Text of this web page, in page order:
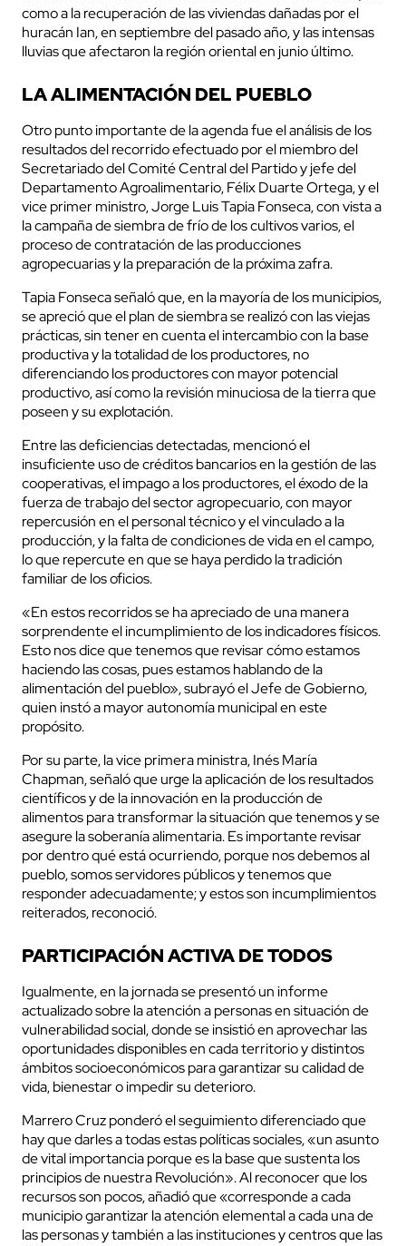
como a la recuperación de las viviendas dañadas por el
huracán Ian, en septiembre del pasado año, y las intensas
lluvias que afectaron la región oriental en junio último.
LA ALIMENTACIÓN DEL PUEBLO
Otro punto importante de la agenda fue el análisis de los
resultados del recorrido efectuado por el miembro del
Secretariado del Comité Central del Partido y jefe del
Departamento Agroalimentario, Félix Duarte Ortega, y el
vice primer ministro, Jorge Luis Tapia Fonseca, con vista a
la campaña de siembra de frío de los cultivos varios, el
proceso de contratación de las producciones
agropecuarias y la preparación de la próxima zafra.
Tapia Fonseca señaló que, en la mayoría de los municipios,
se apreció que el plan de siembra se realizó con las viejas
prácticas, sin tener en cuenta el intercambio con la base
productiva y la totalidad de los productores, no
diferenciando los productores con mayor potencial
productivo, así como la revisión minuciosa de la tierra que
poseen y su explotación.
Entre las deficiencias detectadas, mencionó el
insuficiente uso de créditos bancarios en la gestión de las
cooperativas, el impago a los productores, el éxodo de la
fuerza de trabajo del sector agropecuario, con mayor
repercusión en el personal técnico y el vinculado a la
producción, y la falta de condiciones de vida en el campo,
lo que repercute en que se haya perdido la tradición
familiar de los oficios.
«En estos recorridos se ha apreciado de una manera
sorprendente el incumplimiento de los indicadores físicos.
Esto nos dice que tenemos que revisar cómo estamos
haciendo las cosas, pues estamos hablando de la
alimentación del pueblo», subrayó el Jefe de Gobierno,
quien instó a mayor autonomía municipal en este
propósito.
Por su parte, la vice primera ministra, Inés María
Chapman, señaló que urge la aplicación de los resultados
científicos y de la innovación en la producción de
alimentos para transformar la situación que tenemos y se
asegure la soberanía alimentaria. Es importante revisar
por dentro qué está ocurriendo, porque nos debemos al
pueblo, somos servidores públicos y tenemos que
responder adecuadamente; y estos son incumplimientos
reiterados, reconoció.
PARTICIPACIÓN ACTIVA DE TODOS
Igualmente, en la jornada se presentó un informe
actualizado sobre la atención a personas en situación de
vulnerabilidad social, donde se insistió en aprovechar las
oportunidades disponibles en cada territorio y distintos
ámbitos socioeconómicos para garantizar su calidad de
vida, bienestar o impedir su deterioro.
Marrero Cruz ponderó el seguimiento diferenciado que
hay que darles a todas estas políticas sociales, «un asunto
de vital importancia porque es la base que sustenta los
principios de nuestra Revolución». Al reconocer que los
recursos son pocos, añadió que «corresponde a cada
municipio garantizar la atención elemental a cada una de
las personas y también a las instituciones y centros que las